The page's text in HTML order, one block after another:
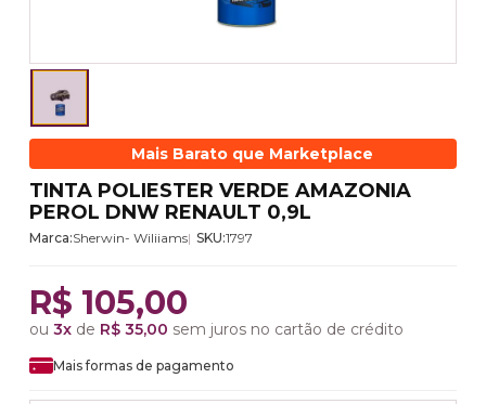
Mais Barato que Marketplace
TINTA POLIESTER VERDE AMAZONIA
PEROL DNW RENAULT 0,9L
Marca:Sherwin- Wiliiams SKU:1797
R$ 105,00
ou 3x de R$ 35,00 sem juros no cartão de crédito
Mais formas de pagamento